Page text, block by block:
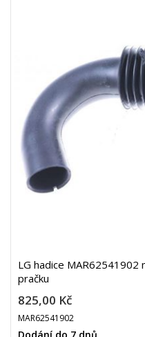
LG hadice MAR62541902
pračku
825,00 Kč
MAR62541902